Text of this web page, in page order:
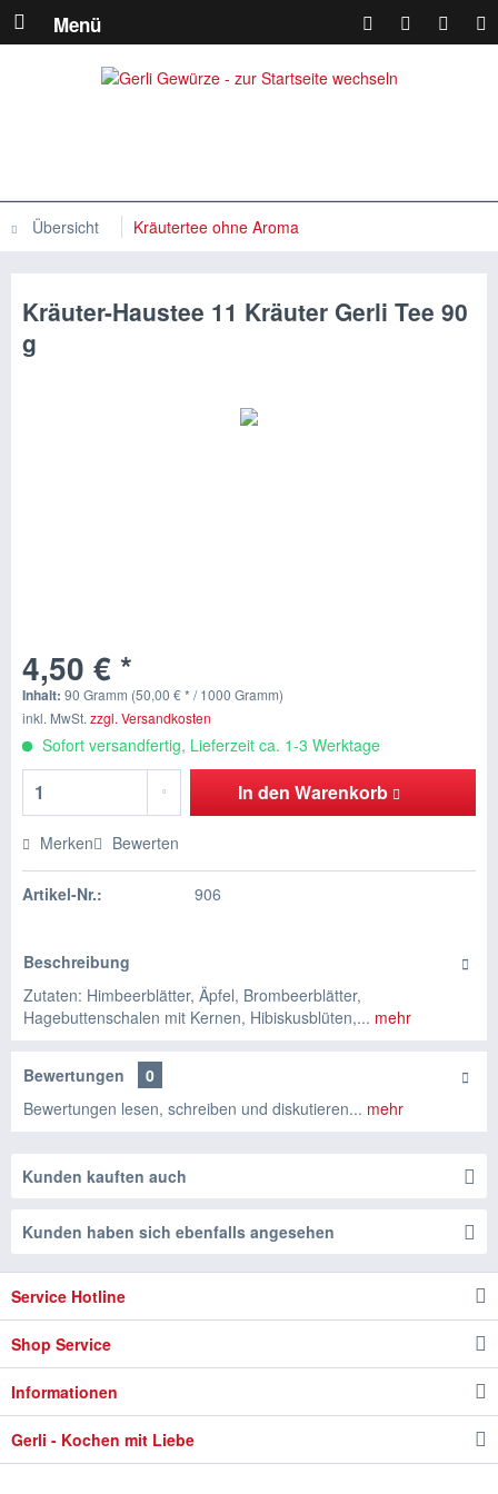
Menü
Übersicht Kräutertee ohne Aroma
Kräuter-Haustee 11 Kräuter Gerli Tee 90
g
4,50 € *
Inhalt: 90 Gramm (50,00 € * / 1000 Gramm)
inkl. MwSt. zzgl. Versandkosten
Sofort versandfertig, Lieferzeit ca. 1-3 Werktage
In den Warenkorb
Merken Bewerten
Artikel-Nr.: 906
Beschreibung
Zutaten: Himbeerblätter, Äpfel, Brombeerblätter,
Hagebuttenschalen mit Kernen, Hibiskusblüten,... mehr
Bewertungen
0
Bewertungen lesen, schreiben und diskutieren... mehr
Kunden kauften auch
Kunden haben sich ebenfalls angesehen
Service Hotline
Shop Service
Informationen
Gerli - Kochen mit Liebe